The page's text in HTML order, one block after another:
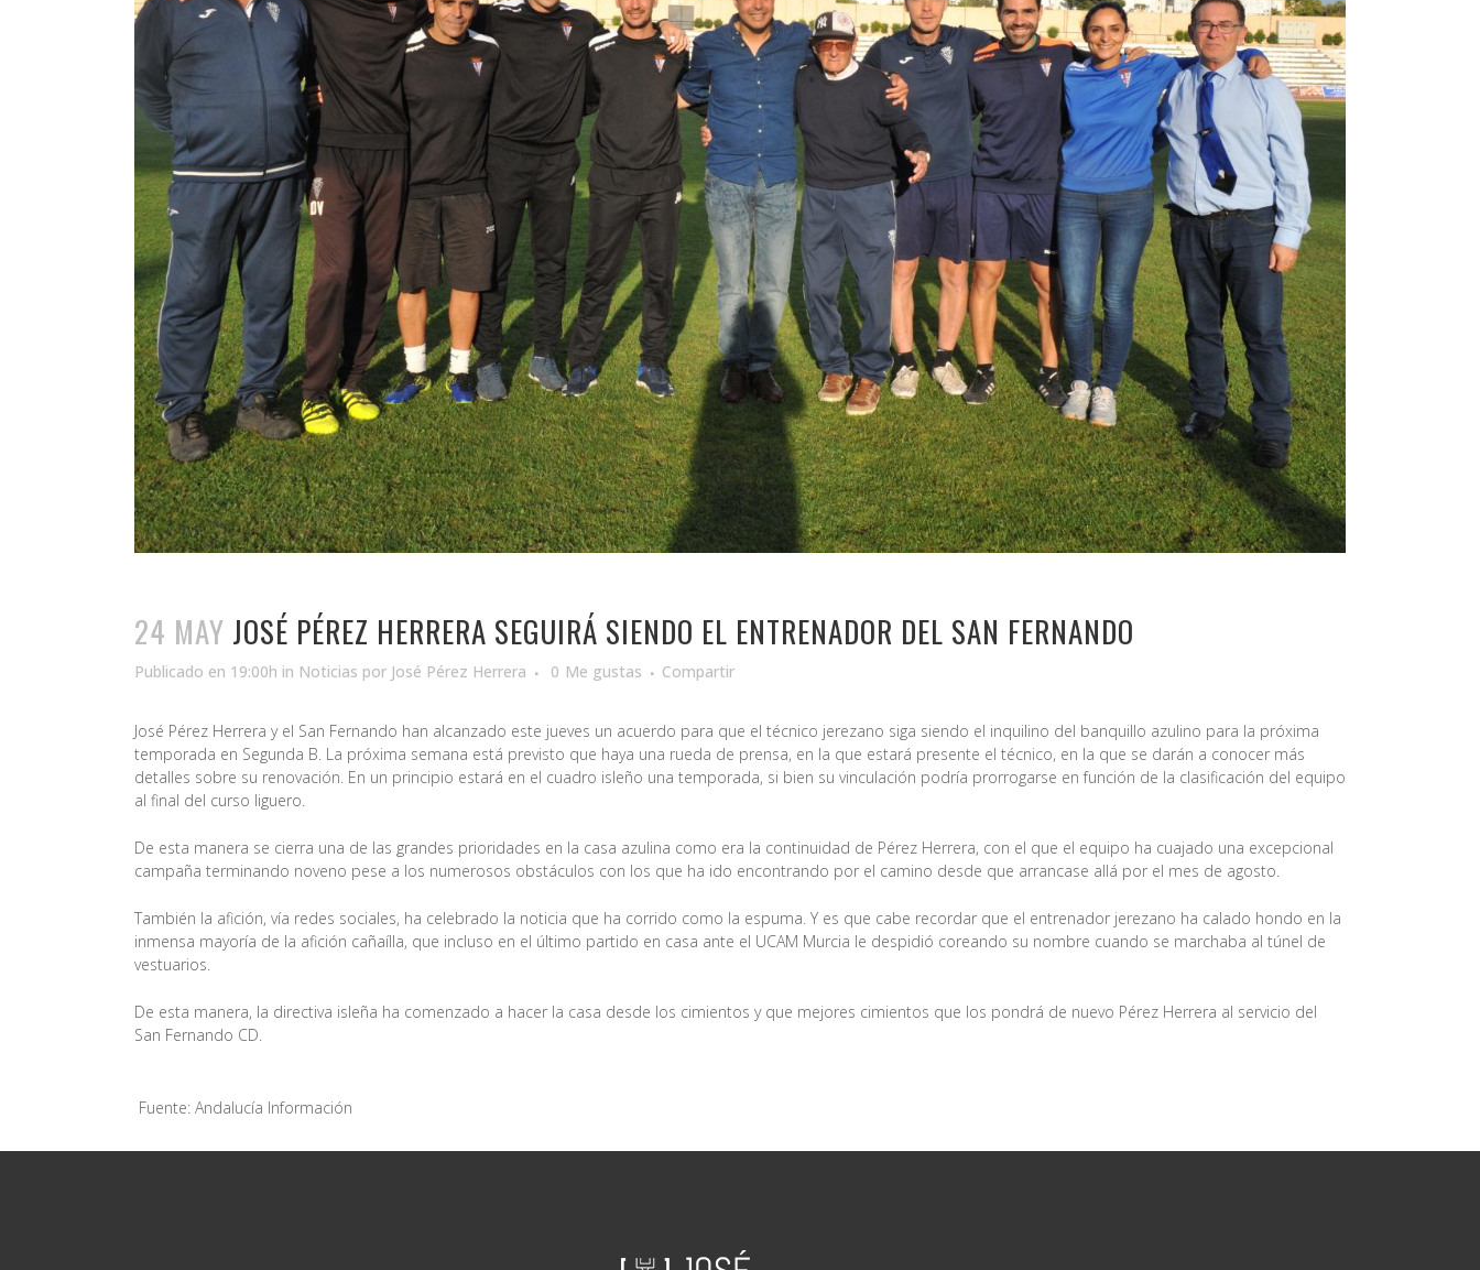
24 MAY JOSÉ PÉREZ HERRERA SEGUIRÁ SIENDO EL ENTRENADOR DEL SAN FERNANDO
Publicado en 19:00h in Noticias por José Pérez Herrera 0 Me gustas Compartir
José Pérez Herrera y el San Fernando han alcanzado este jueves un acuerdo para que el técnico jerezano siga siendo el inquilino del banquillo azulino para la próxima
temporada en Segunda B. La próxima semana está previsto que haya una rueda de prensa, en la que estará presente el técnico, en la que se darán a conocer más
detalles sobre su renovación. En un principio estará en el cuadro isleño una temporada, si bien su vinculación podría prorrogarse en función de la clasificación del equipo
al final del curso liguero.
De esta manera se cierra una de las grandes prioridades en la casa azulina como era la continuidad de Pérez Herrera, con el que el equipo ha cuajado una excepcional
campaña terminando noveno pese a los numerosos obstáculos con los que ha ido encontrando por el camino desde que arrancase allá por el mes de agosto.
También la afición, vía redes sociales, ha celebrado la noticia que ha corrido como la espuma. Y es que cabe recordar que el entrenador jerezano ha calado hondo en la
inmensa mayoría de la afición cañaílla, que incluso en el último partido en casa ante el UCAM Murcia le despidió coreando su nombre cuando se marchaba al túnel de
vestuarios.
De esta manera, la directiva isleña ha comenzado a hacer la casa desde los cimientos y que mejores cimientos que los pondrá de nuevo Pérez Herrera al servicio del
San Fernando CD.
Fuente: Andalucía Información